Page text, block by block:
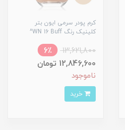
کرم پودر سرمی ایون بتر
کلینیک رنگ WN 16 Buff^
13,621,800
6٪
12,846,600 تومان
ناموجود